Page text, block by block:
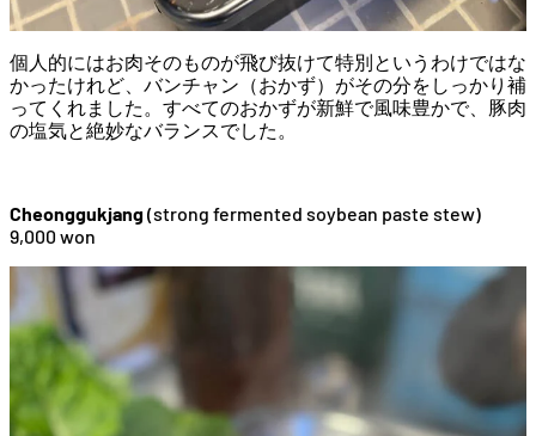
個人的にはお肉そのものが飛び抜けて特別というわけではな
かったけれど、バンチャン（おかず）がその分をしっかり補
ってくれました。すべてのおかずが新鮮で風味豊かで、豚肉
の塩気と絶妙なバランスでした。
Cheonggukjang(strong fermented soybean paste stew)
9,000 won